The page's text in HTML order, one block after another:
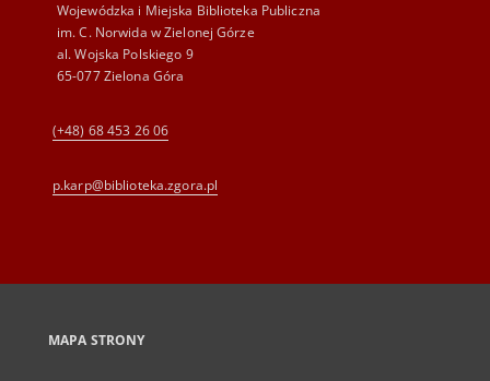
Wojewódzka i Miejska Biblioteka Publiczna
im. C. Norwida w Zielonej Górze
al. Wojska Polskiego 9
65-077 Zielona Góra
(+48) 68 453 26 06
p.karp@biblioteka.zgora.pl
MAPA STRONY